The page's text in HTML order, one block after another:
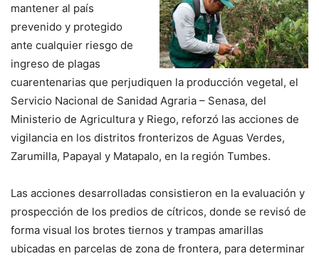
mantener al país
prevenido y protegido
ante cualquier riesgo de
ingreso de plagas
cuarentenarias que perjudiquen la producción vegetal, el
Servicio Nacional de Sanidad Agraria – Senasa, del
Ministerio de Agricultura y Riego, reforzó las acciones de
vigilancia en los distritos fronterizos de Aguas Verdes,
Zarumilla, Papayal y Matapalo, en la región Tumbes.
Las acciones desarrolladas consistieron en la evaluación y
prospección de los predios de cítricos, donde se revisó de
forma visual los brotes tiernos y trampas amarillas
ubicadas en parcelas de zona de frontera, para determinar